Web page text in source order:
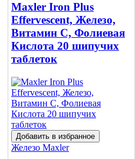
Maxler Iron Plus
Effervescent, Железо,
Витамин С, Фолиевая
Кислота 20 шипучих
таблеток
Добавить в избранное
Железо Maxler